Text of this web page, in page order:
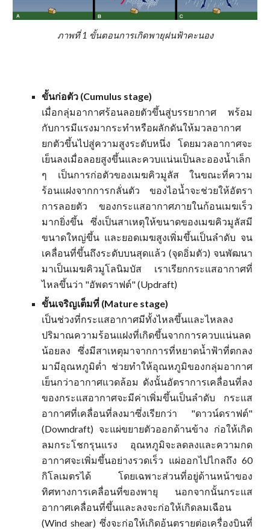
ภาพที่ 1 ขั้นตอนการเกิดพายุฝนฟ้าคะนอง
ขั้นก่อตัว (Cumulus stage)
เมื่อกลุ่มอากาศร้อนลอยตัวขึ้นสู่บรรยากาศ พร้อม
กับการมีแรงมากระทำหรือผลักดันให้มวลอากาศ
ยกตัวขึ้นไปสู่ความสูงระดับหนึ่ง โดยมวลอากาศจะ
เย็นลงเมื่อลอยสูงขึ้นและควบแน่นเป็นละอองน้ำเล็ก
ๆ เป็นการก่อตัวของเมฆคิวมูลัส ในขณะที่ความ
ร้อนแฝงจากการกลั่นตัว ของไอน้ำจะช่วยให้อัตรา
การลอยตัว ของกระแสอากาศภายในก้อนเมฆเร็ว
มากยิ่งขึ้น ซึ่งเป็นสาเหตุให้ขนาดของเมฆคิวมูลัสมี
ขนาดใหญ่ขึ้น และยอดเมฆสูงเพิ่มขึ้นเป็นลำดับ จน
เคลื่อนที่ขึ้นถึงระดับบนสุดแล้ว (จุดอิ่มตัว) จนพัฒนา
มาเป็นเมฆคิวมูโลนิมบัส เราเรียกกระแสอากาศที่
ไหลขึ้นว่า "อัพดราฟต์" (Updraft)
ขั้นเจริญเต็มที่ (Mature stage)
เป็นช่วงที่กระแสอากาศมีทั้งไหลขึ้นและไหลลง
ปริมาณความร้อนแฝงที่เกิดขึ้นจากการควบแน่นลด
น้อยลง ซึ่งมีสาเหตุมาจากการที่หยาดน้ำฟ้าที่ตกลง
มามีอุณหภูมิต่ำ ช่วยทำให้อุณหภูมิของกลุ่มอากาศ
เย็นกว่าอากาศแวดล้อม ดังนั้นอัตราการเคลื่อนที่ลง
ของกระแสอากาศจะมีค่าเพิ่มขึ้นเป็นลำดับ กระแส
อากาศที่เคลื่อนที่ลงมาซึ่งเรียกว่า "ดาวน์ดราฟต์"
(Downdraft) จะแผ่ขยายตัวออกด้านข้าง ก่อให้เกิด
ลมกระโชกรุนแรง อุณหภูมิจะลดลงและความกด
อากาศจะเพิ่มขึ้นอย่างรวดเร็ว แผ่ออกไปไกลถึง 60
กิโลเมตรได้ โดยเฉพาะส่วนที่อยู่ด้านหน้าของ
ทิศทางการเคลื่อนที่ของพายุ นอกจากนั้นกระแส
อากาศเคลื่อนที่ขึ้นและลงจะก่อให้เกิดลมเฉือน
(Wind shear) ซึ่งจะก่อให้เกิดอ้นตรายต่อเครื่องบินที่